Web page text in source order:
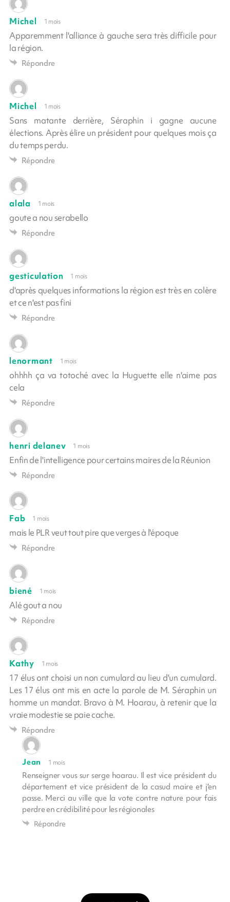
Michel 1 mois
Apparemment l'alliance à gauche sera très difficile pour
la région.
Répondre
Michel 1 mois
Sans matante derrière, Séraphin i gagne aucune
élections. Après élire un président pour quelques mois ça
du temps perdu.
Répondre
alala 1 mois
goute a nou serabello
Répondre
gesticulation 1 mois
d'après quelques informations la région est très en colère
et ce n'est pas fini
Répondre
lenormant 1 mois
ohhhh ça va totoché avec la Huguette elle n'aime pas
cela
Répondre
henri delanev 1 mois
Enfin de l'intelligence pour certains maires de la Réunion
Répondre
Fab 1 mois
mais le PLR veut tout pire que verges à l'époque
Répondre
biené 1 mois
Alé gout a nou
Répondre
Kathy 1 mois
17 élus ont choisi un non cumulard au lieu d'un cumulard.
Les 17 élus ont mis en acte la parole de M. Séraphin un
homme un mandat. Bravo à M. Hoarau, à retenir que la
vraie modestie se paie cache.
Répondre
Jean 1 mois
Renseigner vous sur serge hoarau. Il est vice président du
département et vice président de la casud maire et j'en
passe. Merci au ville que la vote contre nature pour fais
perdre en crédibilité pour les régionales
Répondre